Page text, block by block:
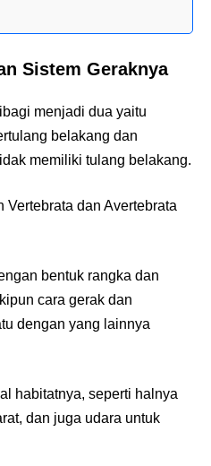
Sistem Geraknya
menjadi dua yaitu
belakang dan
memiliki tulang belakang.
Vertebrata dan Avertebrata
bentuk rangka dan
cara gerak dan
dengan yang lainnya
habitatnya, seperti halnya
dan juga udara untuk